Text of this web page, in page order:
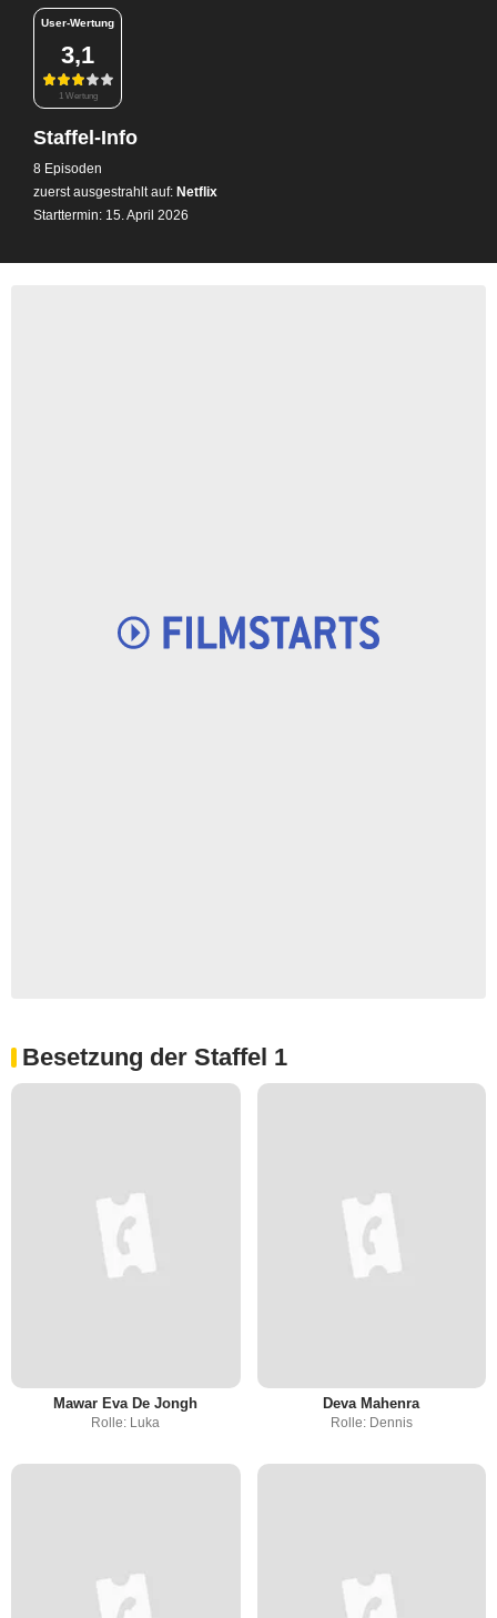
User-Wertung
3,1
1 Wertung
Staffel-Info
8 Episoden
zuerst ausgestrahlt auf: Netflix
Starttermin: 15. April 2026
Besetzung der Staffel 1
Mawar Eva De Jongh
Rolle: Luka
Deva Mahenra
Rolle: Dennis